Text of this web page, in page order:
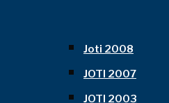
Joti 2008
JOTI 2007
JOTI 2003